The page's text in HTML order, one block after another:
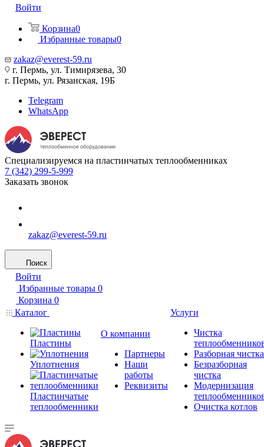
Войти
Корзина0
Избранные товары0
zakaz@everest-59.ru
г. Пермь, ул. Тимирязева, 30
г. Пермь, ул. Рязанская, 19Б
Telegram
WhatsApp
Специализируемся на пластинчатых теплообменниках
7 (342) 299-5-999
Заказать звонок
zakaz@everest-59.ru
Поиск
Войти
Избранные товары 0
Корзина 0
Каталог
Пластины
Уплотнения
Пластинчатые
теплообменники
О компании
Партнеры
Наши
работы
Реквизиты
Услуги
Чистка
Разборная чистка
Безразборная
чистка
Модернизация
Очистка котлов